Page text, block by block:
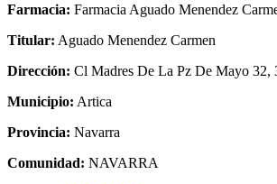
Farmacia: Farmacia Aguado Menendez
Titular: Aguado Menendez Carmen
Dirección: Cl Madres De La Pz De Mayo 32,
Municipio: Artica
Provincia: Navarra
Comunidad: NAVARRA